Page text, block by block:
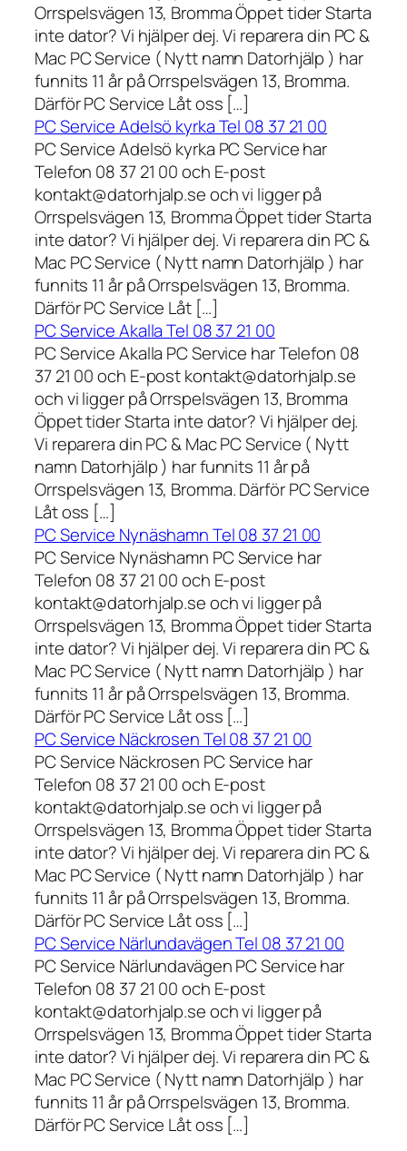
Orrspelsvägen 13, Bromma Öppet tider Starta
inte dator? Vi hjälper dej. Vi reparera din PC &
Mac PC Service ( Nytt namn Datorhjälp ) har
funnits 11 år på Orrspelsvägen 13, Bromma.
Därför PC Service Låt oss […]
PC Service Adelsö kyrka Tel 08 37 21 00
PC Service Adelsö kyrka PC Service har
Telefon 08 37 21 00 och E-post
kontakt@datorhjalp.se och vi ligger på
Orrspelsvägen 13, Bromma Öppet tider Starta
inte dator? Vi hjälper dej. Vi reparera din PC &
Mac PC Service ( Nytt namn Datorhjälp ) har
funnits 11 år på Orrspelsvägen 13, Bromma.
Därför PC Service Låt […]
PC Service Akalla Tel 08 37 21 00
PC Service Akalla PC Service har Telefon 08
37 21 00 och E-post kontakt@datorhjalp.se
och vi ligger på Orrspelsvägen 13, Bromma
Öppet tider Starta inte dator? Vi hjälper dej.
Vi reparera din PC & Mac PC Service ( Nytt
namn Datorhjälp ) har funnits 11 år på
Orrspelsvägen 13, Bromma. Därför PC Service
Låt oss […]
PC Service Nynäshamn Tel 08 37 21 00
PC Service Nynäshamn PC Service har
Telefon 08 37 21 00 och E-post
kontakt@datorhjalp.se och vi ligger på
Orrspelsvägen 13, Bromma Öppet tider Starta
inte dator? Vi hjälper dej. Vi reparera din PC &
Mac PC Service ( Nytt namn Datorhjälp ) har
funnits 11 år på Orrspelsvägen 13, Bromma.
Därför PC Service Låt oss […]
PC Service Näckrosen Tel 08 37 21 00
PC Service Näckrosen PC Service har
Telefon 08 37 21 00 och E-post
kontakt@datorhjalp.se och vi ligger på
Orrspelsvägen 13, Bromma Öppet tider Starta
inte dator? Vi hjälper dej. Vi reparera din PC &
Mac PC Service ( Nytt namn Datorhjälp ) har
funnits 11 år på Orrspelsvägen 13, Bromma.
Därför PC Service Låt oss […]
PC Service Närlundavägen Tel 08 37 21 00
PC Service Närlundavägen PC Service har
Telefon 08 37 21 00 och E-post
kontakt@datorhjalp.se och vi ligger på
Orrspelsvägen 13, Bromma Öppet tider Starta
inte dator? Vi hjälper dej. Vi reparera din PC &
Mac PC Service ( Nytt namn Datorhjälp ) har
funnits 11 år på Orrspelsvägen 13, Bromma.
Därför PC Service Låt oss […]